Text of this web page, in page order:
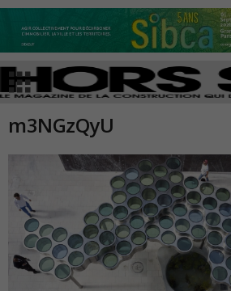
m3NGzQyU